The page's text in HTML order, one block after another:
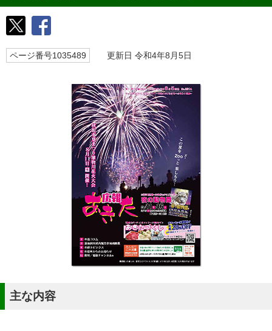
ページ番号1035489 更新日 令和4年8月5日
主な内容